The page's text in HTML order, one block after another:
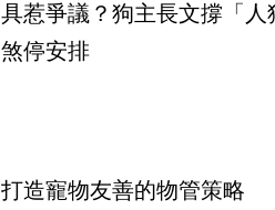
具惹爭議？狗主長文撐「
煞停安排
打造寵物友善的物管策略